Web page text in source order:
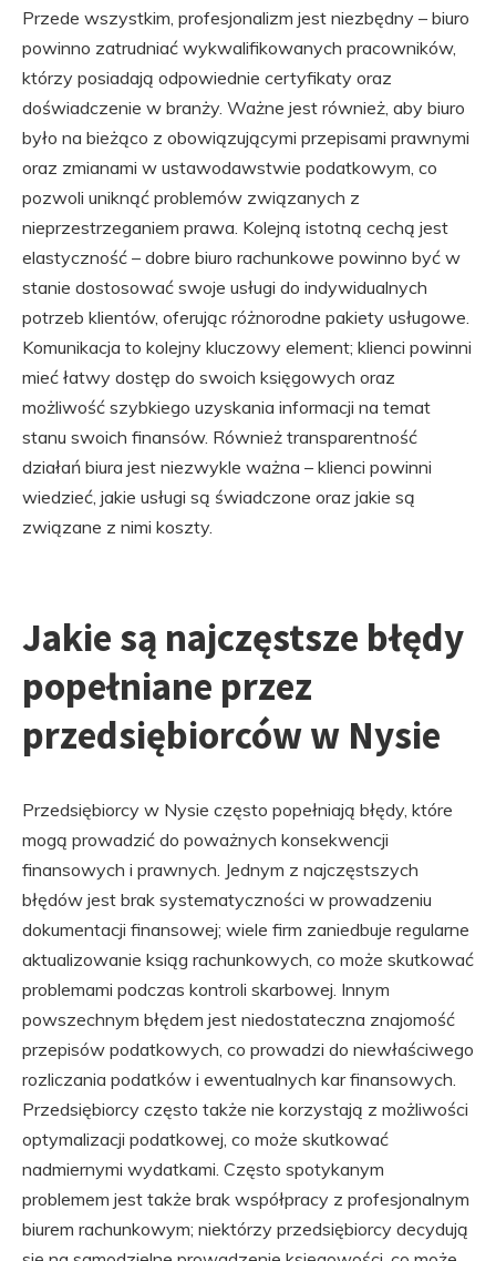
Przede wszystkim, profesjonalizm jest niezbędny – biuro
powinno zatrudniać wykwalifikowanych pracowników,
którzy posiadają odpowiednie certyfikaty oraz
doświadczenie w branży. Ważne jest również, aby biuro
było na bieżąco z obowiązującymi przepisami prawnymi
oraz zmianami w ustawodawstwie podatkowym, co
pozwoli uniknąć problemów związanych z
nieprzestrzeganiem prawa. Kolejną istotną cechą jest
elastyczność – dobre biuro rachunkowe powinno być w
stanie dostosować swoje usługi do indywidualnych
potrzeb klientów, oferując różnorodne pakiety usługowe.
Komunikacja to kolejny kluczowy element; klienci powinni
mieć łatwy dostęp do swoich księgowych oraz
możliwość szybkiego uzyskania informacji na temat
stanu swoich finansów. Również transparentność
działań biura jest niezwykle ważna – klienci powinni
wiedzieć, jakie usługi są świadczone oraz jakie są
związane z nimi koszty.
Jakie są najczęstsze błędy
popełniane przez
przedsiębiorców w Nysie
Przedsiębiorcy w Nysie często popełniają błędy, które
mogą prowadzić do poważnych konsekwencji
finansowych i prawnych. Jednym z najczęstszych
błędów jest brak systematyczności w prowadzeniu
dokumentacji finansowej; wiele firm zaniedbuje regularne
aktualizowanie ksiąg rachunkowych, co może skutkować
problemami podczas kontroli skarbowej. Innym
powszechnym błędem jest niedostateczna znajomość
przepisów podatkowych, co prowadzi do niewłaściwego
rozliczania podatków i ewentualnych kar finansowych.
Przedsiębiorcy często także nie korzystają z możliwości
optymalizacji podatkowej, co może skutkować
nadmiernymi wydatkami. Często spotykanym
problemem jest także brak współpracy z profesjonalnym
biurem rachunkowym; niektórzy przedsiębiorcy decydują